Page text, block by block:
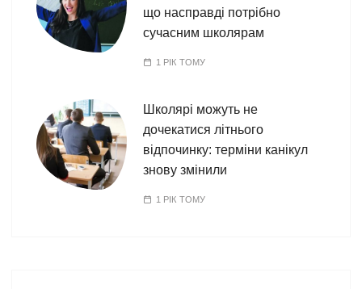
що насправді потрібно
сучасним школярам
1 РІК ТОМУ
Школярі можуть не
дочекатися літнього
відпочинку: терміни канікул
знову змінили
1 РІК ТОМУ